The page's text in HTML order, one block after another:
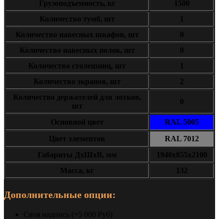
Грузоподъемность, кг
1500
Количество тумб, шт
1
Количество навесных шкафов, шт
0
Количество навесных полок, шт
0
Количество столешниц, шт
1
Количество экранов, шт
2
Количество держателей для лотков,
шт
0
Основной цвет
RAL 5005
Цвет элементов
RAL 7012
Габариты ДxШxВ, мм
1940х855х2100
Масса, кг
132
Дополнительные опции:
Своя надпись (+5 000 Руб)